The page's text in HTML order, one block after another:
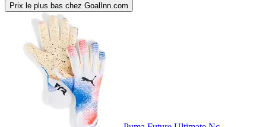
Prix le plus bas chez GoalInn.com